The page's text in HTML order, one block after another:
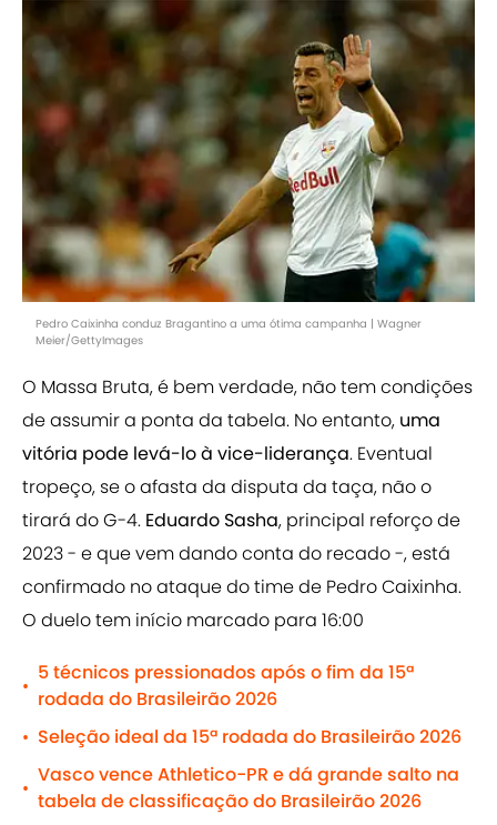
Pedro Caixinha conduz Bragantino a uma ótima campanha | Wagner
Meier/GettyImages
O Massa Bruta, é bem verdade, não tem condições
de assumir a ponta da tabela. No entanto, uma
vitória pode levá-lo à vice-liderança. Eventual
tropeço, se o afasta da disputa da taça, não o
tirará do G-4. Eduardo Sasha, principal reforço de
2023 - e que vem dando conta do recado -, está
confirmado no ataque do time de Pedro Caixinha.
O duelo tem início marcado para 16:00
•
5 técnicos pressionados após o fim da 15ª
rodada do Brasileirão 2026
• Seleção ideal da 15ª rodada do Brasileirão 2026
•
Vasco vence Athletico-PR e dá grande salto na
tabela de classificação do Brasileirão 2026